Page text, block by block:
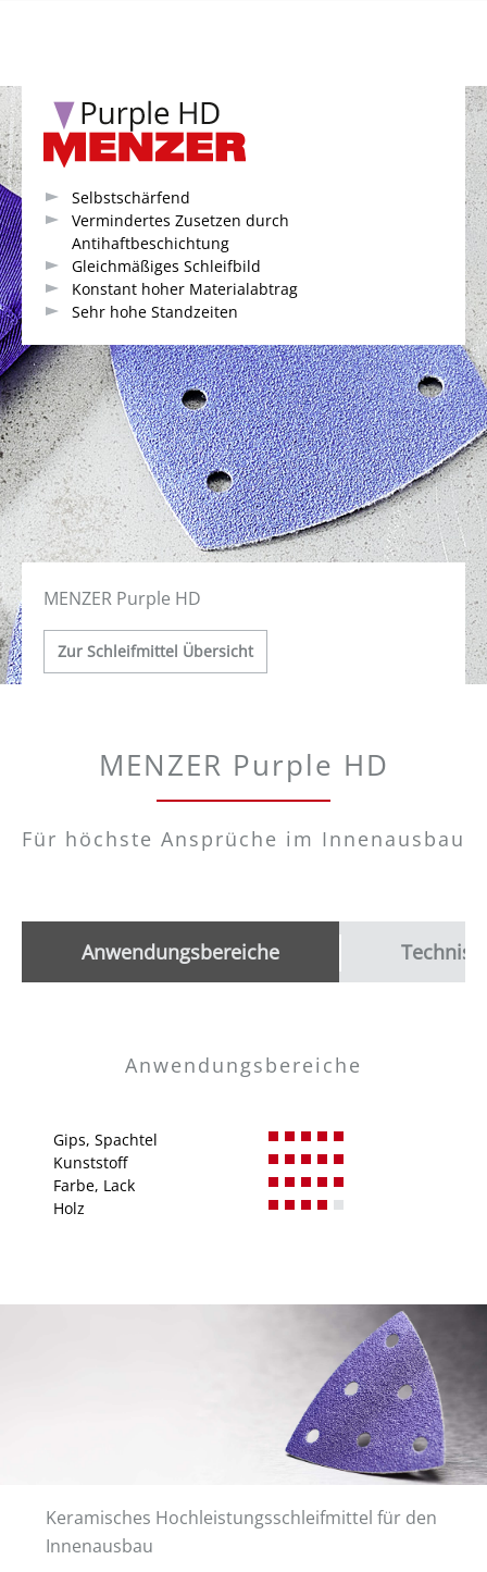
Selbstschärfend
Vermindertes Zusetzen durch
Antihaftbeschichtung
Gleichmäßiges Schleifbild
Konstant hoher Materialabtrag
Sehr hohe Standzeiten
MENZER Purple HD
Zur Schleifmittel Übersicht
MENZER Purple HD
Für höchste Ansprüche im Innenausbau
Anwendungsbereiche
Anwendungsbereiche
Gips, Spachtel
Kunststoff
Farbe, Lack
Holz
Keramisches Hochleistungsschleifmittel für den
Innenausbau